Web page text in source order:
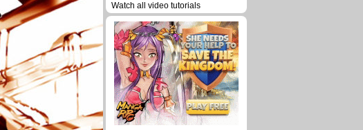
Watch all video tutorials